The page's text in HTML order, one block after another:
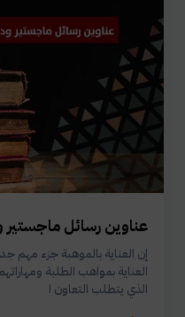
عناوين رسائل ماجستير
إن العناية بالموهبة جزء مهم
العناية بمواهب الطلبة
الذي يتطلب التعاون ا